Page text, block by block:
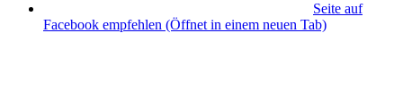
Seite auf
Facebook empfehlen (Öffnet in einem neuen Tab)